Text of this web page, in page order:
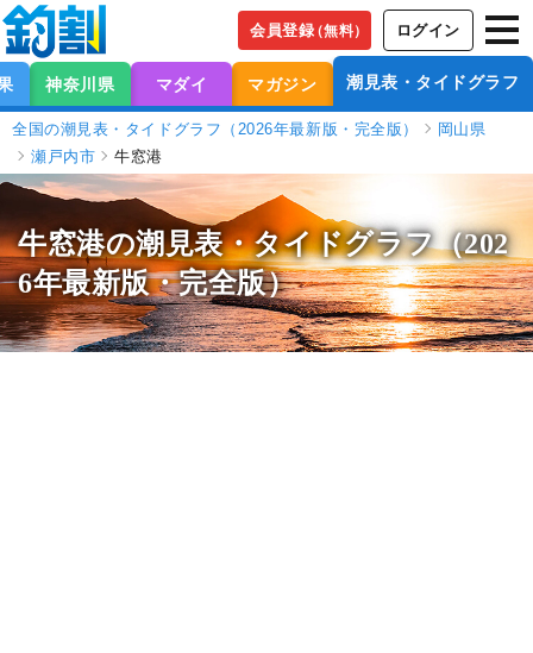
会員登録（無料） ログイン
神奈川県 マダイ マガジン 潮見表・タイドグラフ
全国の潮見表・タイドグラフ（2026年最新版・完全版）
岡山県
瀬戸内市
牛窓港
牛窓港の潮見表・タイドグラフ（202
6年最新版・完全版）